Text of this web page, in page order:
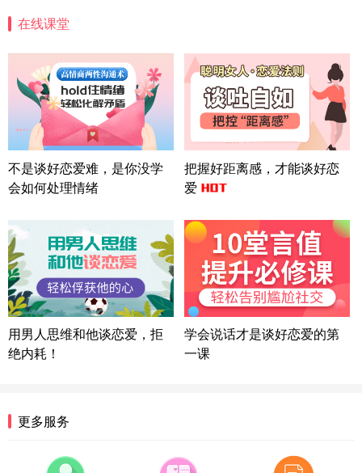
方案
广东-广州 188****5632
12分钟前
微信用户 司马锘 通过此页面咨询，已获得专属情感
方案
湖北-武汉 135****7410
41分钟前
微信用户 困困魚? 通过此页面咨询，已获得专属情感
方案
陕西-西安 139****6283
浙江-宁波 150****8921
28分钟前
微信用户 逆光下的微笑 通过此页面咨询，已获得专
属情感方案
湖南-长沙 187****3359
18分钟前
微信用户 超 通过此页面咨询，已获得专属情感方案
福建-厦门 159****4462
辽宁-大连 176****2843
39分钟前
在线课堂
不是谈好恋爱难，是你没学
会如何处理情绪
把握好距离感，才能谈好恋
爱
用男人思维和他谈恋爱，拒
绝内耗！
学会说话才是谈好恋爱的第
一课
更多服务